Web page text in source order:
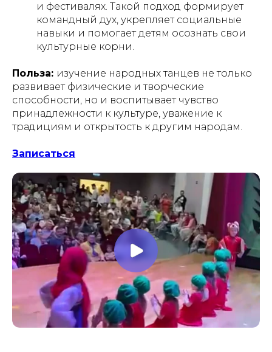
и фестивалях. Такой подход формирует
командный дух, укрепляет социальные
навыки и помогает детям осознать свои
культурные корни.
Польза: изучение народных танцев не только
развивает физические и творческие
способности, но и воспитывает чувство
принадлежности к культуре, уважение к
традициям и открытость к другим народам.
Записаться